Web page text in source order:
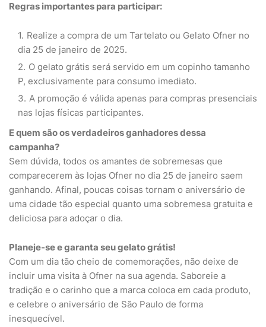
Regras importantes para participar:
Realize a compra de um Tartelato ou Gelato Ofner no
dia 25 de janeiro de 2025.
O gelato grátis será servido em um copinho tamanho
P, exclusivamente para consumo imediato.
A promoção é válida apenas para compras presenciais
nas lojas físicas participantes.
E quem são os verdadeiros ganhadores dessa
campanha?
Sem dúvida, todos os amantes de sobremesas que
comparecerem às lojas Ofner no dia 25 de janeiro saem
ganhando. Afinal, poucas coisas tornam o aniversário de
uma cidade tão especial quanto uma sobremesa gratuita e
deliciosa para adoçar o dia.
Planeje-se e garanta seu gelato grátis!
Com um dia tão cheio de comemorações, não deixe de
incluir uma visita à Ofner na sua agenda. Saboreie a
tradição e o carinho que a marca coloca em cada produto,
e celebre o aniversário de São Paulo de forma
inesquecível.